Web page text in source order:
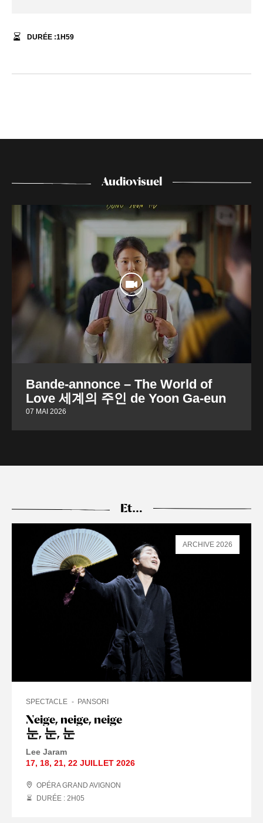
DURÉE :1H59
Audiovisuel
Bande-annonce – The World of
Love 세계의 주인 de Yoon Ga-eun
07 MAI 2026
Et…
Neige, neige, neige
눈, 눈, 눈
SPECTACLE PANSORI
Lee Jaram
17, 18, 21, 22 JUILLET 2026
OPÉRA GRAND AVIGNON
DURÉE : 2H05
ARCHIVE 2026